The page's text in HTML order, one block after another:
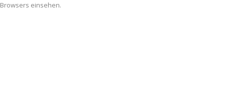
Browsers einsehen.